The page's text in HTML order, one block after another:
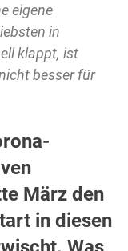
eigene
in
klappt, ist
besser für
März den
in diesen